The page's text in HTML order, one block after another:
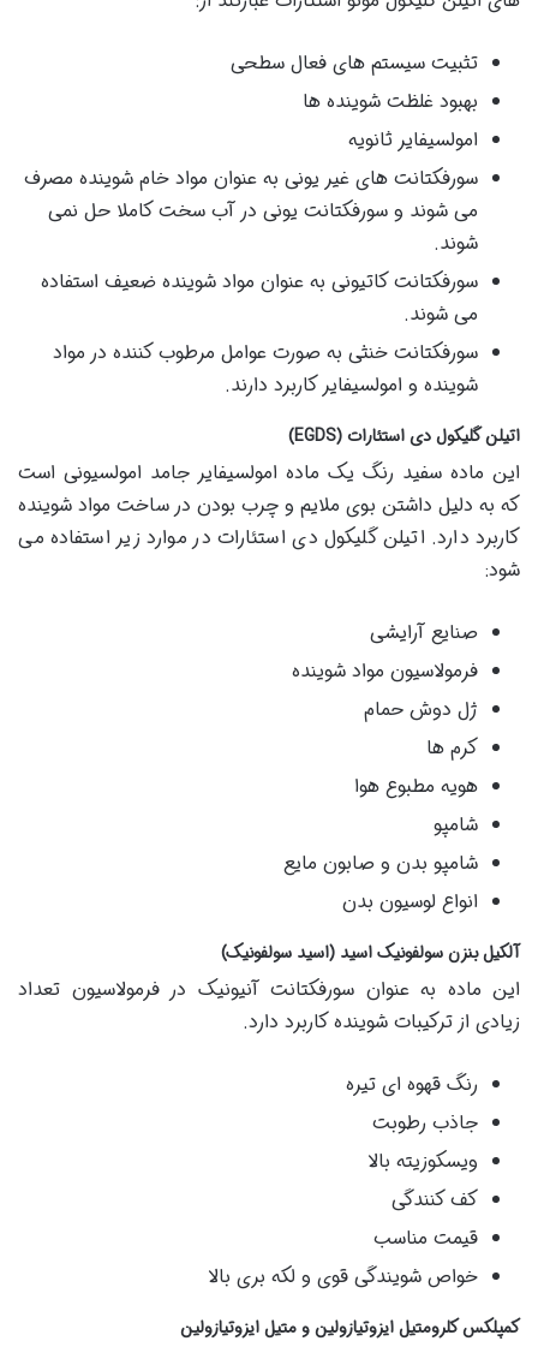
تثبیت سیستم های فعال سطحی
بهبود غلظت شوینده ها
امولسیفایر ثانویه
سورفکتانت های غیر یونی به عنوان مواد خام شوینده مصرف
می شوند و سورفکتانت یونی در آب سخت کاملا حل نمی
شوند.
سورفکتانت کاتیونی به عنوان مواد شوینده ضعیف استفاده
می شوند.
سورفکتانت خنثی به صورت عوامل مرطوب کننده در مواد
شوینده و امولسیفایر کاربرد دارند.
اتیلن گلیکول دی استئارات (EGDS)
این ماده سفید رنگ یک ماده امولسیفایر جامد امولسیونی است
که به دلیل داشتن بوی ملایم و چرب بودن در ساخت مواد شوینده
کاربرد دارد. اتیلن گلیکول دی استئارات در موارد زیر استفاده می
شود:
صنایع آرایشی
فرمولاسیون مواد شوینده
ژل دوش حمام
کرم ها
هویه مطبوع هوا
شامپو
شامپو بدن و صابون مایع
انواع لوسیون بدن
آلکیل بنزن سولفونیک اسید (اسید سولفونیک)
این ماده به عنوان سورفکتانت آنیونیک در فرمولاسیون تعداد
زیادی از ترکیبات شوینده کاربرد دارد.
رنگ قهوه ای تیره
جاذب رطوبت
ویسکوزیته بالا
کف کنندگی
قیمت مناسب
خواص شویندگی قوی و لکه بری بالا
کمپلکس کلرومتیل ایزوتیازولین و متیل ایزوتیازولین